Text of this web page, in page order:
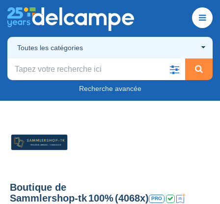
Toutes les catégories
Recherche avancée
Boutique de
Sammlershop-tk100%(4068x) PRO